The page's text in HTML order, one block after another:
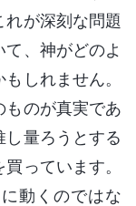
れが深刻な問題
、神がどのよ
しれません。
ものが真実であ
し量ろうとする
っています。
動くのではな